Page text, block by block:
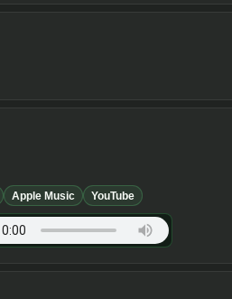
Apple Music YouTube